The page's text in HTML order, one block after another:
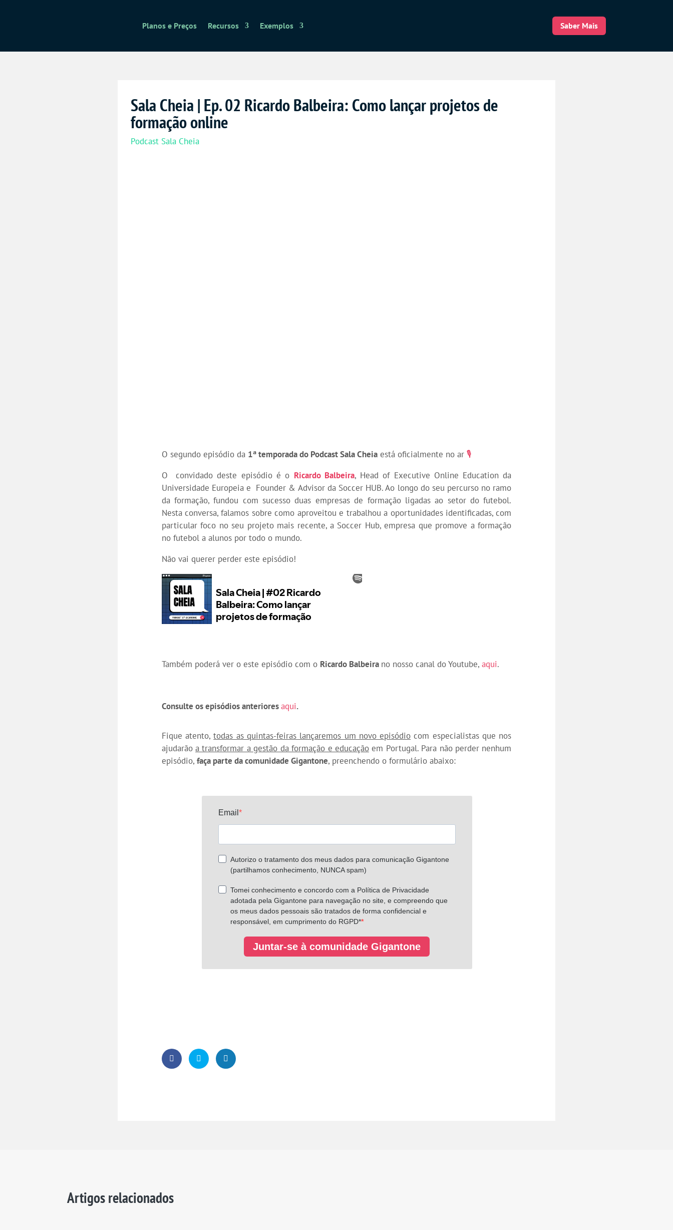
Planos e Preços Recursos Exemplos Saber Mais
Sala Cheia | Ep. 02 Ricardo Balbeira: Como lançar projetos de
formação online
Podcast Sala Cheia
O segundo episódio da 1ª temporada do Podcast Sala Cheiaestá oficialmente no ar 🎙️
O convidado deste episódio é o Ricardo Balbeira, Head of Executive Online Education da
Universidade Europeia e Founder & Advisor da Soccer HUB. Ao longo do seu percurso no ramo
da formação, fundou com sucesso duas empresas de formação ligadas ao setor do futebol.
Nesta conversa, falamos sobre como aproveitou e trabalhou a oportunidades identificadas, com
particular foco no seu projeto mais recente, a Soccer Hub, empresa que promove a formação
no futebol a alunos por todo o mundo.
Não vai querer perder este episódio!
Também poderá ver o este episódio com o Ricardo Balbeira no nosso canal do Youtube, aqui.
Consulte os episódios anterioresaqui.
Fique atento,todas as quintas-feiras lançaremos um novo episódio com especialistas que nos
ajudarão a transformar a gestão da formação e educaçãoem Portugal. Para não perder nenhum
episódio, faça parte da comunidade Gigantone, preenchendo o formulário abaixo:
Artigos relacionados